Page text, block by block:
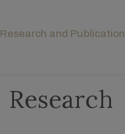
Research and Publication
Research